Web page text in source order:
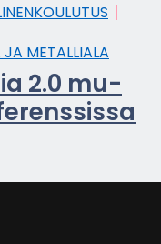
ME­TAL­LIA­LA
2.0 mu­